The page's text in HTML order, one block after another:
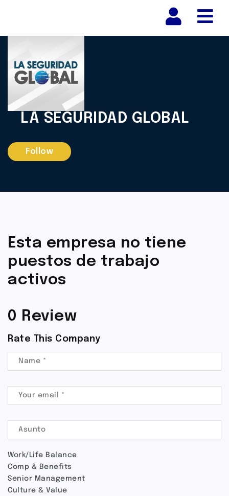
LA SEGURIDAD GLOBAL
Follow
Esta empresa no tiene
puestos de trabajo
activos
0 Review
Rate This Company
Work/Life Balance
Comp & Benefits
Senior Management
Culture & Value